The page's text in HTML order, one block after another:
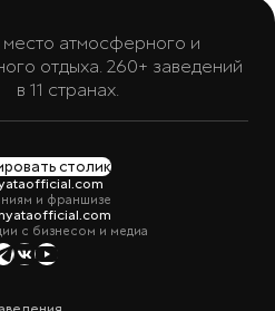
атмосферного и
отдыха. 260+ заведений
в 11 странах.
столик
и франшизе
с бизнесом и медиа